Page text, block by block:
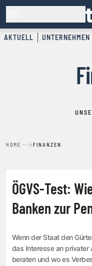
AKTUELL UNTERNEHMEN
HOME FINANZEN
SERVICE
ÖGVS-Test:
Banken zur
Wenn der Staat den
das Interesse an privater
beraten und wo es